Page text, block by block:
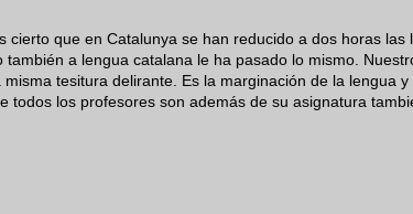
cierto que en Catalunya se han reducido a dos horas las
también a lengua catalana le ha pasado lo mismo.
tesitura delirante. Es la marginación de la lengua
todos los profesores son además de su asignatura